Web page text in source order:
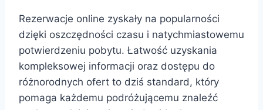
Rezerwacje online zyskały na popularności
dzięki oszczędności czasu i natychmiastowemu
potwierdzeniu pobytu. Łatwość uzyskania
kompleksowej informacji oraz dostępu do
różnorodnych ofert to dziś standard, który
pomaga każdemu podróżującemu znaleźć